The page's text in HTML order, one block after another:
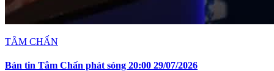
TÂM CHẤN
Bản tin Tâm Chấn phát sóng 20:00 29/07/2026